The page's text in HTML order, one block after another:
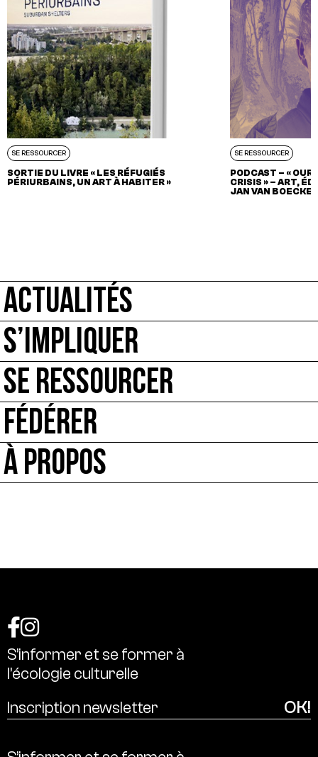
SE RESSOURCER
SORTIE DU LIVRE « LES RÉFUGIÉS
PÉRIURBAINS, UN ART À HABITER »
SE RESSOURCER
PODCAST – «
CRISIS » – ART,
JAN VAN BOECKEL
ACTUALITÉS
S’IMPLIQUER
SE RESSOURCER
FÉDÉRER
À PROPOS
S’informer et se former à
l’écologie culturelle